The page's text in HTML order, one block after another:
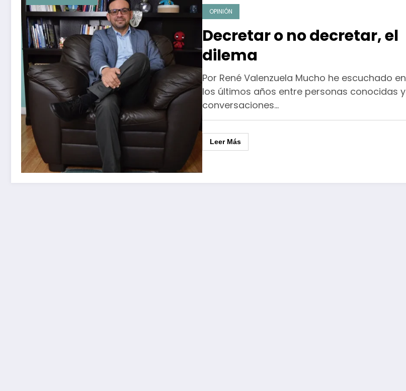
OPINIÓN
Decretar o no decretar, el
dilema
Por René Valenzuela Mucho he escuchado en
los últimos años entre personas conocidas y
conversaciones…
Leer Más